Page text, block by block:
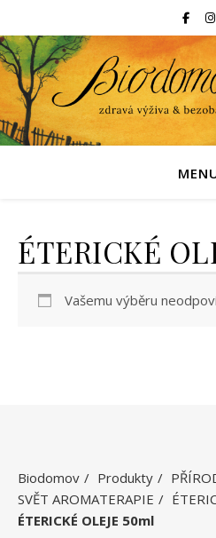
ÉTERICKÉ
Vašemu výběru
Biodomov Produkty
SVĚT AROMATERAPIE
ÉTERICKÉ OLEJE 50ml